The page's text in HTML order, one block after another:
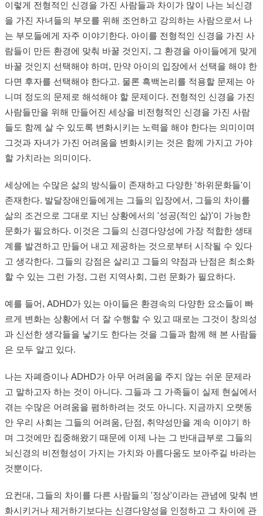
이렇게 전형적인 신경을 가진 사람들과 차이가 많이 나는 뇌신경
을 가진 자녀들의 부모를 위해 조언하고 강의하는 사람으로서 나
는 부모들에게 자주 이야기한다. 아이를 전형적인 신경을 가진 사
람들이 만든 환경에 맞춰 바꿀 것인지, 그 환경을 아이들에게 맞게
바꿀 것인지 선택해야 하며, 만약 아이의 입장에서 선택을 해야 한
다면 후자를 선택해야 한다고. 물론 흑백논리를 적용할 문제는 아
니며 정도의 문제로 해석해야 할 문제이다. 전형적인 신경을 가진
사람들만을 위해 만들어진 세상을 비전형적인 신경을 가진 사람
들도 함께 살 수 있도록 변화시키는 노력을 해야 한다는 의미이며
그것과 자녀가 가진 어려움을 변화시키는 것은 함께 가지고 가야
할 가치라는 의미이다.
세상에는 수많은 삶의 방식들이 존재하고 다양한 '하위문화들'이
존재한다. 발달장애인들에게는 그들의 입장에서, 그들의 차이를
삶의 조건으로 그대로 지닌 상황에서의 '성공(적인 삶)'이 가능한
문화가 필요하다. 이것은 그들의 신경다양성에 가장 적합한 생태
계를 발견하고 만들어 내고 제공하는 것으로부터 시작될 수 있다
고 생각한다. 그들의 강점은 살리고 그들의 약점과 난점은 최소화
할 수 있는 그런 가정, 그런 지역사회, 그런 문화가 필요하다.
예를 들어, ADHD가 있는 아이들은 환경속의 다양한 요소들이 빠
르게 변화는 상황에서 더 잘 수행할 수 있고 때로는 그것이 창의성
과 신선한 생각들을 낳기도 한다는 것을 그들과 함께 해 본 사람들
은 모두 알고 있다.
나는 자폐증이나 ADHD가 아무 어려움을 주지 않는 쉬운 문제라
고 말하고자 하는 것이 아니다. 그들과 그 가족들이 실제 현실에서
겪는 수많은 어려움을 폄하하려는 것도 아니다. 지금까지 오랫동
안 우리 사회는 그들의 어려움, 단점, 취약성만을 계속 이야기 하
며 그것에만 집중해왔기 때문에 이제 나는 그 반대급부로 그들의
뇌신경의 비전형성이 가지는 가치와 아름다움도 보아주길 바라는
것뿐이다.
요컨대, 그들의 차이를 다른 사람들의 '정상'이라는 관념에 맞춰 변
화시키거나 제거하기보다는 신경다양성을 인정하고 그 차이에 관